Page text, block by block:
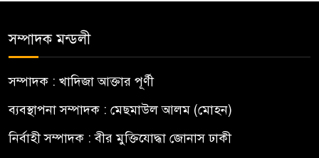
সম্পাদক মন্ডলী
সম্পাদক : খাদিজা আক্তার পূর্ণী
ব্যবস্থাপনা সম্পাদক : মেছমাউল আলম (মোহন)
নির্বাহী সম্পাদক : বীর মুক্তিযোদ্ধা জোনাস ঢাকী